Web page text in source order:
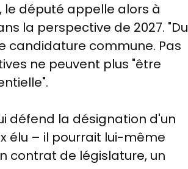
le député appelle alors à
la perspective de 2027. "Du
candidature commune. Pas
ne peuvent plus "être
défend la désignation d'un
élu – il pourrait lui-même
contrat de législature, un